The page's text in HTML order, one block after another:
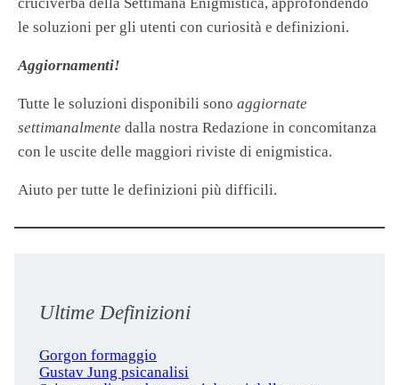
le soluzioni per gli utenti con curiosità e definizioni.
Aggiornamenti!
Tutte le soluzioni disponibili sono aggiornate
settimanalmente dalla nostra Redazione in concomitanza
con le uscite delle maggiori riviste di enigmistica.
Aiuto per tutte le definizioni più difficili.
Ultime Definizioni
Gorgon formaggio
Gustav Jung psicanalisi